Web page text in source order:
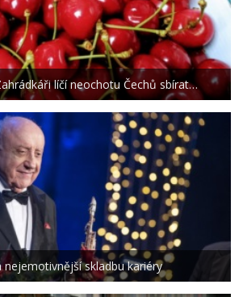
líčí neochotu Čechů sbírat…
nejemotivnější skladbu kariéry